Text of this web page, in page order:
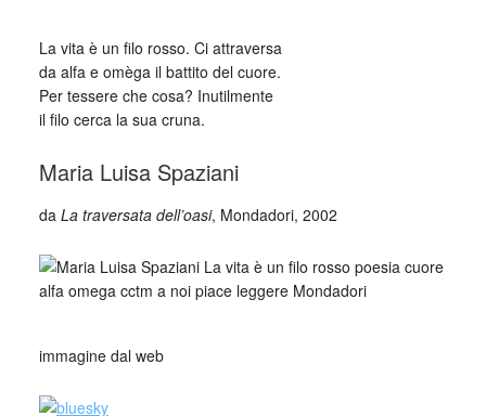
La vita è un filo rosso. Ci attraversa
da alfa e omèga il battito del cuore.
Per tessere che cosa? Inutilmente
il filo cerca la sua cruna.
Maria Luisa Spaziani
da La traversata dell’oasi, Mondadori, 2002
immagine dal web